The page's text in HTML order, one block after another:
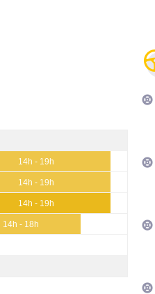
14h - 19h
14h - 19h
14h - 19h
14h - 18h